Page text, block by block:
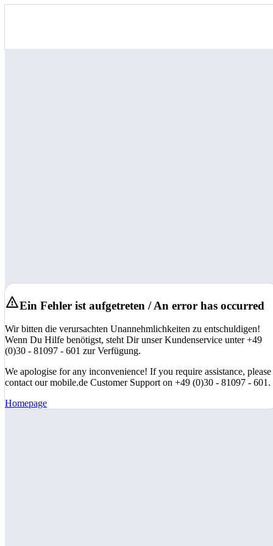
Ein Fehler ist aufgetreten / An error has occurred
Wir bitten die verursachten Unannehmlichkeiten zu entschuldigen!
Wenn Du Hilfe benötigst, steht Dir unser Kundenservice unter +49
(0)30 - 81097 - 601 zur Verfügung.
We apologise for any inconvenience! If you require assistance, please
contact our mobile.de Customer Support on +49 (0)30 - 81097 - 601.
Homepage